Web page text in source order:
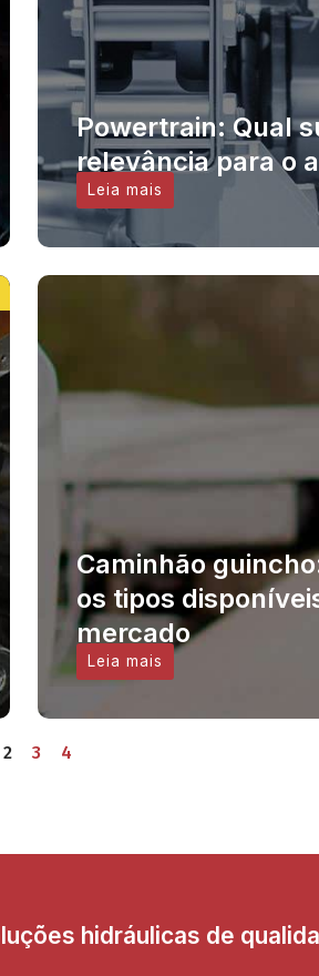
Powertrain: Qual
relevância para o
Leia mais
Caminhão
os tipos
mercado
Leia mais
2 3 4
hidráulicas de